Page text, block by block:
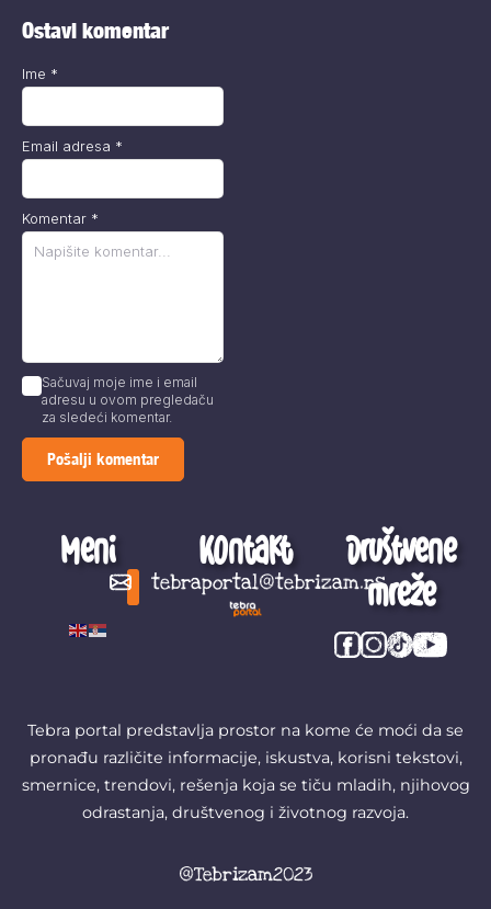
Ostavi komentar
Komentar *
Ime *
Email adresa *
Sačuvaj moje ime i email
adresu u ovom pregledaču
za sledeći komentar.
Meni Kontakt
tebraportal@tebrizam.rs
Društvene
mreže
Tebra portal predstavlja prostor na kome će moći da se
pronađu različite informacije, iskustva, korisni tekstovi,
smernice, trendovi, rešenja koja se tiču mladih, njihovog
odrastanja, društvenog i životnog razvoja.
@Tebrizam2023